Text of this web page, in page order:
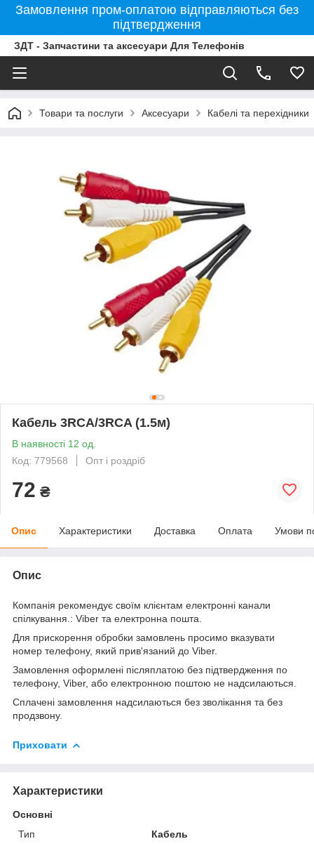
Замовлення пром-оплатою відправляються без
підтвердження
ЗДТ - Запчастини та аксесуари Для Телефонів
Товари та послуги Аксесуари Кабелі та перехідники
Кабель 3RCA/3RCA (1.5м)
В наявності 12 од.
Код: 779568
Опт і роздріб
72 ₴
Опис Характеристики Доставка Оплата Умови
Опис
Компанія рекомендує своїм клієнтам електронні канали
спілкування.: Viber та електронна пошта.
Для прискорення обробки замовлень просимо вказувати
номер телефону, який прив'язаний до Viber.
Замовлення оформлені післяплатою без підтвердження по
телефону, Viber, або електронною поштою не надсилаються.
Сплачені замовлення надсилаються без зволікання та без
продзвону.
Приховати
Характеристики
Основні
Тип
Кабель